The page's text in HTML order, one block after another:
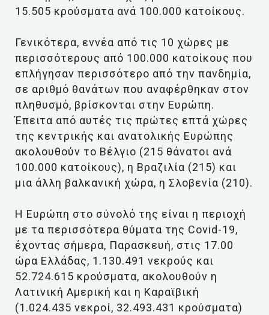
15.505 κρούσματα ανά 100.000 κατοίκους.
Γενικότερα, εννέα από τις 10 χώρες με
περισσότερους από 100.000 κατοίκους που
επλήγησαν περισσότερο από την πανδημία,
σε αριθμό θανάτων που αναφέρθηκαν στον
πληθυσμό, βρίσκονται στην Ευρώπη.
Έπειτα από αυτές τις πρώτες επτά χώρες
της κεντρικής και ανατολικής Ευρώπης
ακολουθούν το Βέλγιο (215 θάνατοι ανά
100.000 κατοίκους), η Βραζιλία (215) και
μια άλλη βαλκανική χώρα, η Σλοβενία (210).
Η Ευρώπη στο σύνολό της είναι η περιοχή
με τα περισσότερα θύματα της Covid-19,
έχοντας σήμερα, Παρασκευή, στις 17.00
ώρα Ελλάδας, 1.130.491 νεκρούς και
52.724.615 κρούσματα, ακολουθούν η
Λατινική Αμερική και η Καραϊβική
(1.024.435 νεκροί, 32.493.431 κρούσματα)